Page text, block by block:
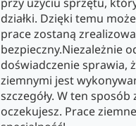
przy użyciu sprzętu,
działki. Dzięki temu
prace zostaną
bezpieczny.Niezależnie
doświadczenie sprawia,
ziemnymi jest
szczegóły. W ten
oczekujesz. Prace